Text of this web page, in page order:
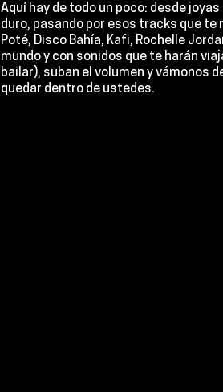
Aquí hay de todo un poco: desde
duro, pasando por esos tracks que
Poté, Disco Bahía, Kafi, Rochelle
mundo y con sonidos que te harán
bailar), suban el volumen y vámonos
quedar dentro de ustedes.